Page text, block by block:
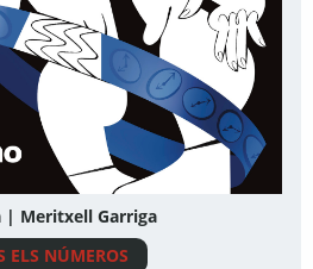
| Meritxell Garriga
ELS NÚMEROS